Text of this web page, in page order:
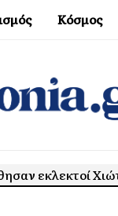
Κόσμος
εκλεκτοί